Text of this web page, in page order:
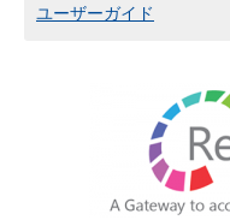
ユーザーガイド